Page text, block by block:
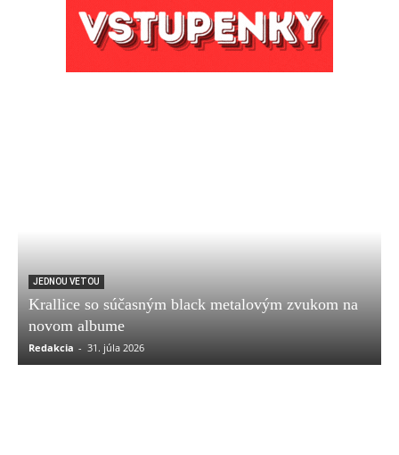
JEDNOU VETOU
Krallice so súčasným black metalovým zvukom na
novom albume
Redakcia - 31. júla 2026